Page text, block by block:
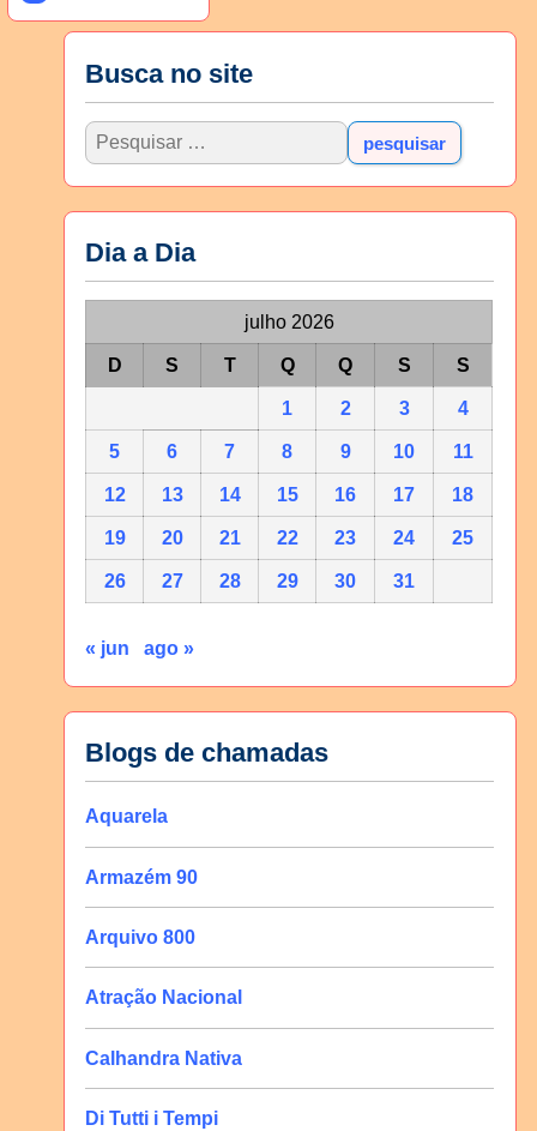
Busca no site
Dia a Dia
julho 2026
D S T Q Q S S
1 2 3 4
5 6 7 8 9 10 11
12 13 14 15 16 17 18
19 20 21 22 23 24 25
26 27 28 29 30 31
« jun ago »
Blogs de chamadas
Aquarela
Armazém 90
Arquivo 800
Atração Nacional
Calhandra Nativa
Di Tutti i Tempi